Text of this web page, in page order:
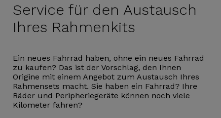
Service für den Austausch
Ihres Rahmenkits
Ein neues Fahrrad haben, ohne ein neues Fahrrad
zu kaufen? Das ist der Vorschlag, den Ihnen
Origine mit einem Angebot zum Austausch Ihres
Rahmensets macht. Sie haben ein Fahrrad? Ihre
Räder und Peripheriegeräte können noch viele
Kilometer fahren?